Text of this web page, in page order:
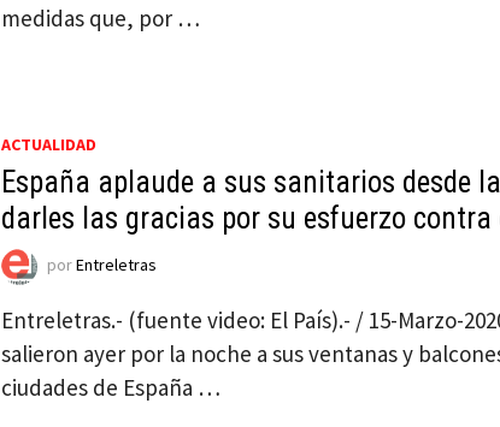
medidas que, por …
ACTUALIDAD
España aplaude a sus sanitarios desde
darles las gracias por su esfuerzo contra
porEntreletras
Entreletras.- (fuente video: El País).- / 15-Marzo-
salieron ayer por la noche a sus ventanas y
ciudades de España …